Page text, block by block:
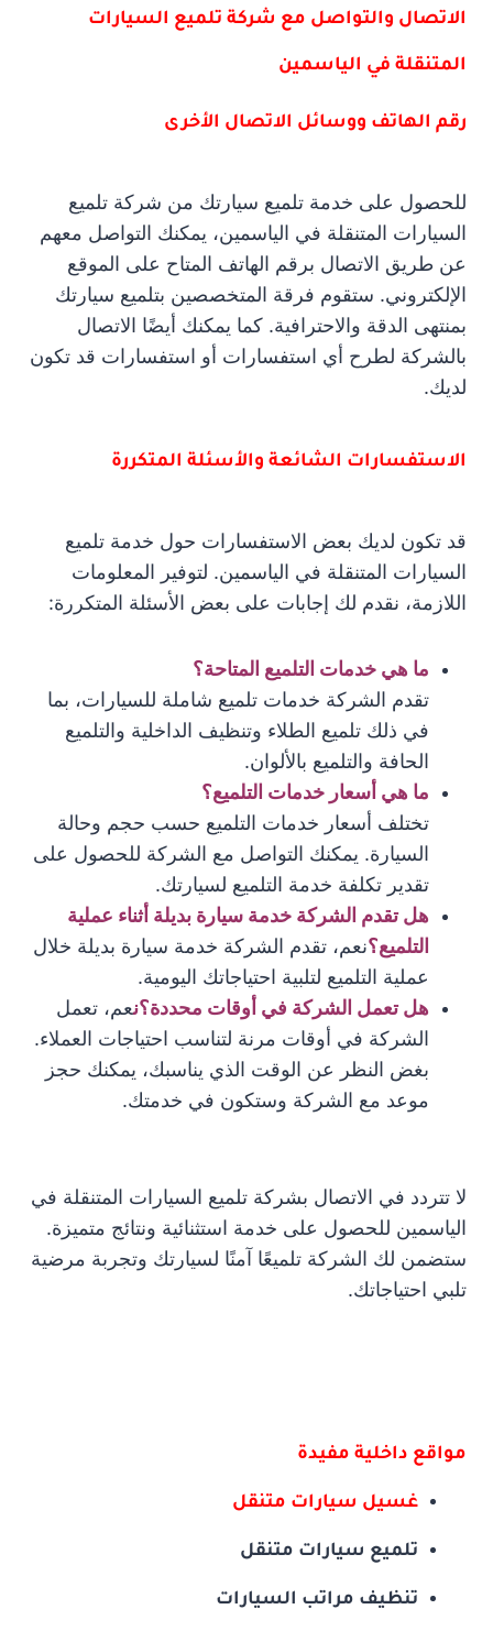
الاتصال والتواصل مع شركة تلميع السيارات
المتنقلة في الياسمين
رقم الهاتف ووسائل الاتصال الأخرى
للحصول على خدمة تلميع سيارتك من شركة تلميع
السيارات المتنقلة في الياسمين، يمكنك التواصل معهم
عن طريق الاتصال برقم الهاتف المتاح على الموقع
الإلكتروني. ستقوم فرقة المتخصصين بتلميع سيارتك
بمنتهى الدقة والاحترافية. كما يمكنك أيضًا الاتصال
بالشركة لطرح أي استفسارات أو استفسارات قد تكون
لديك.
الاستفسارات الشائعة والأسئلة المتكررة
قد تكون لديك بعض الاستفسارات حول خدمة تلميع
السيارات المتنقلة في الياسمين. لتوفير المعلومات
اللازمة، نقدم لك إجابات على بعض الأسئلة المتكررة:
ما هي خدمات التلميع المتاحة؟
تقدم الشركة خدمات تلميع شاملة للسيارات، بما
في ذلك تلميع الطلاء وتنظيف الداخلية والتلميع
الحافة والتلميع بالألوان.
ما هي أسعار خدمات التلميع؟
تختلف أسعار خدمات التلميع حسب حجم وحالة
السيارة. يمكنك التواصل مع الشركة للحصول على
تقدير تكلفة خدمة التلميع لسيارتك.
هل تقدم الشركة خدمة سيارة بديلة أثناء عملية
التلميع؟نعم، تقدم الشركة خدمة سيارة بديلة خلال
عملية التلميع لتلبية احتياجاتك اليومية.
هل تعمل الشركة في أوقات محددة؟نعم، تعمل
الشركة في أوقات مرنة لتناسب احتياجات العملاء.
بغض النظر عن الوقت الذي يناسبك، يمكنك حجز
موعد مع الشركة وستكون في خدمتك.
لا تتردد في الاتصال بشركة تلميع السيارات المتنقلة في
الياسمين للحصول على خدمة استثنائية ونتائج متميزة.
ستضمن لك الشركة تلميعًا آمنًا لسيارتك وتجربة مرضية
تلبي احتياجاتك.
مواقع داخلية مفيدة
غسيل سيارات متنقل
تلميع سيارات متنقل
تنظيف مراتب السيارات